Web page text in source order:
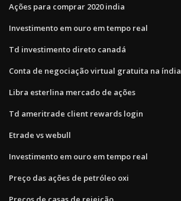
Ações para comprar 2020 india
Investimento em ouro em tempo real
Td investimento direto canadá
Conta de negociação virtual gratuita na índia
Libra esterlina mercado de ações
Td ameritrade client rewards login
Etrade vs webull
Investimento em ouro em tempo real
Preço das ações de petróleo oxi